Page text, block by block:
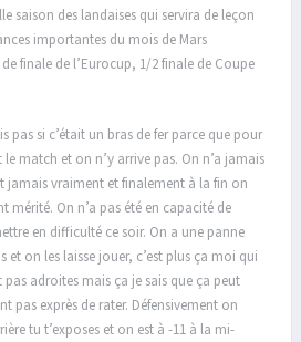
saison des landaises qui servira de leçon
importantes du mois de Mars
finale de l’Eurocup, 1/2 finale de Coupe
pas si c’était un bras de fer parce que pour
match et on n’y arrive pas. On n’a jamais
jamais vraiment et finalement à la fin on
mérité. On n’a pas été en capacité de
en difficulté ce soir. On a une panne
et on les laisse jouer, c’est plus ça moi qui
pas adroites mais ça je sais que ça peut
pas exprès de rater. Défensivement on
tu t’exposes et on est à -11 à la mi-